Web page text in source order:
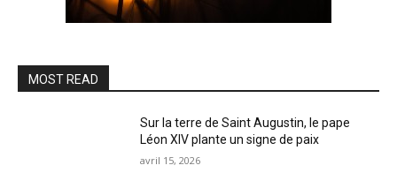
MOST READ
Sur la terre de Saint Augustin, le pape
Léon XIV plante un signe de paix
avril 15, 2026